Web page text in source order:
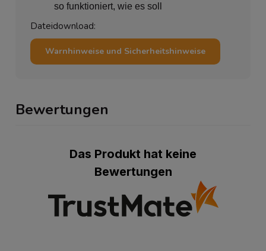
so funktioniert, wie es soll
Dateidownload:
Warnhinweise und Sicherheitshinweise
Bewertungen
Das Produkt hat keine
Bewertungen